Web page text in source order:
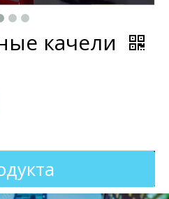
качели